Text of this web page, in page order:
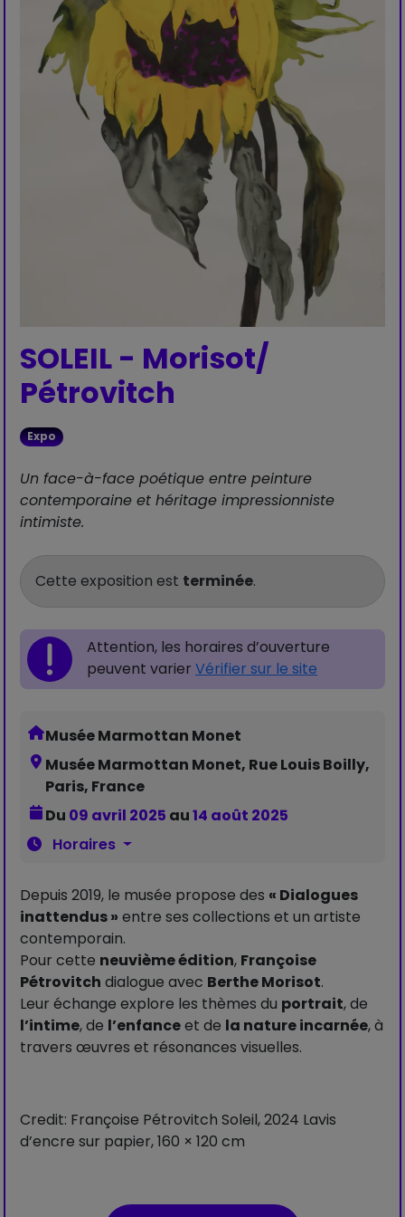
SOLEIL - Morisot/
Pétrovitch
Expo
Un face-à-face poétique entre peinture
contemporaine et héritage impressionniste
intimiste.
Cette exposition est terminée.
Attention, les horaires d’ouverture
peuvent varier Vérifier sur le site
Musée Marmottan Monet
Musée Marmottan Monet, Rue Louis Boilly,
Paris, France
Du 09 avril 2025 au14 août 2025
Horaires
Depuis 2019, le musée propose des « Dialogues
inattendus » entre ses collections et un artiste
contemporain.
Pour cette neuvième édition, Françoise
Pétrovitch dialogue avec Berthe Morisot.
Leur échange explore les thèmes du portrait, de
l’intime, de l’enfanceet de la nature incarnée, à
travers œuvres et résonances visuelles.
Credit: Françoise Pétrovitch Soleil, 2024 Lavis
d’encre sur papier, 160 × 120 cm